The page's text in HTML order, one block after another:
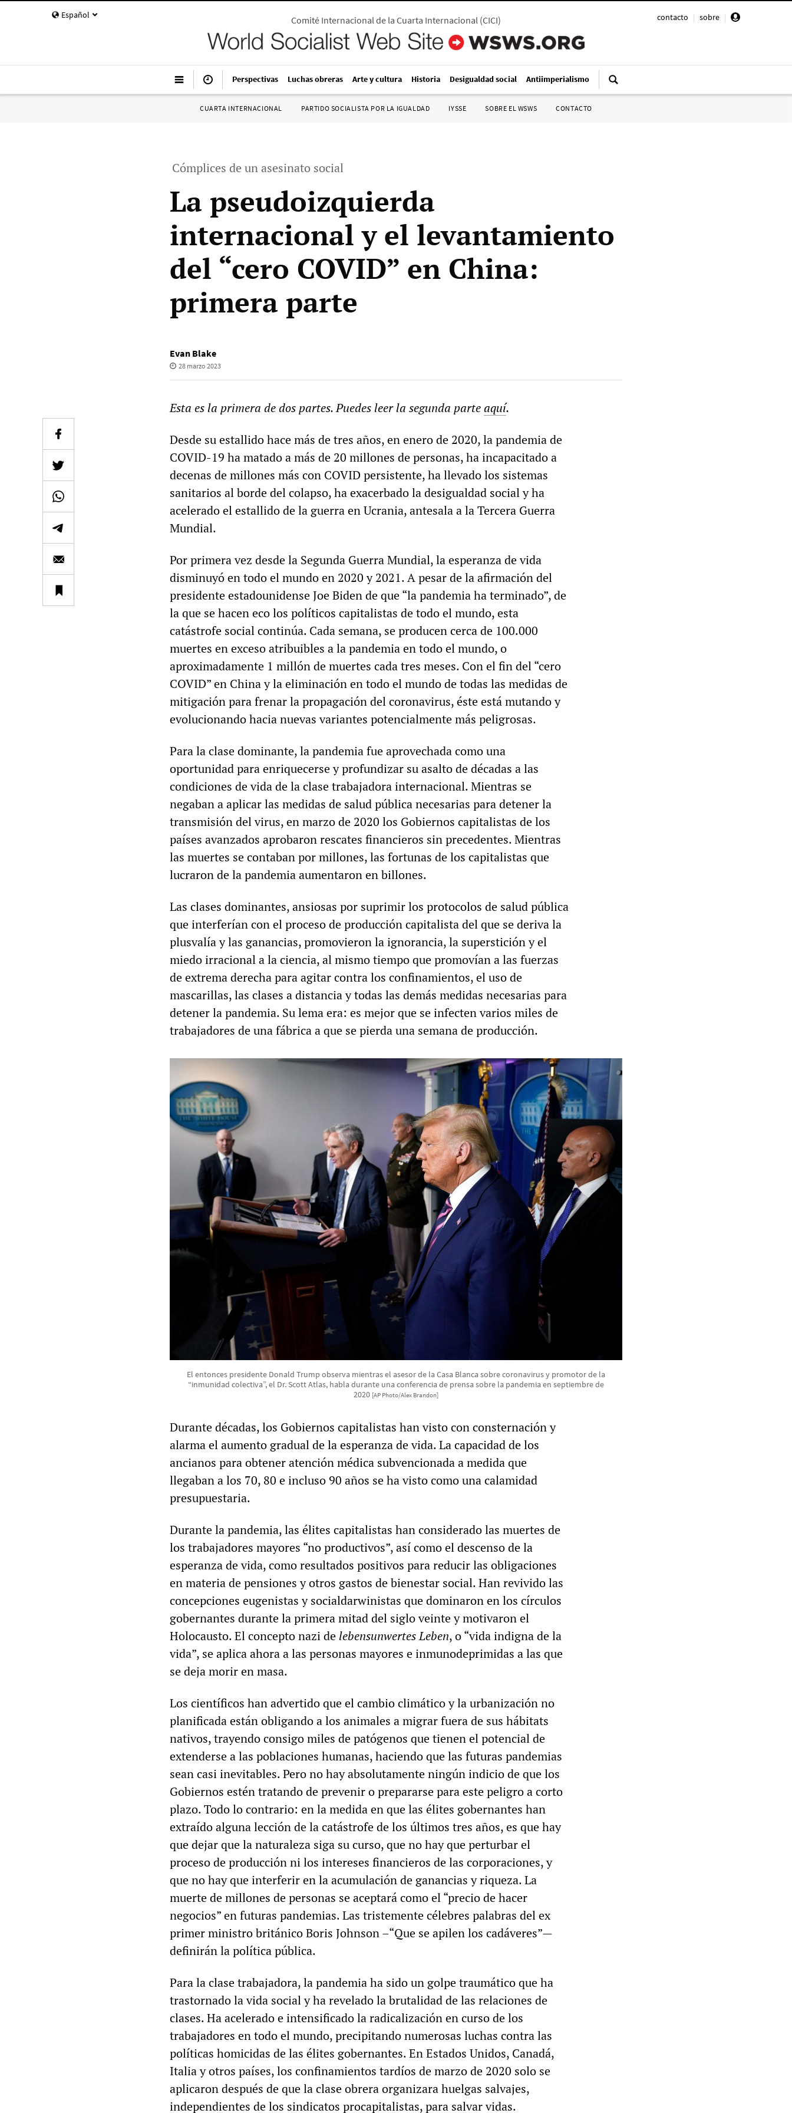
Español contacto | sobre |
Comité Internacional de la Cuarta Internacional (CICI)
Perspectivas Luchas obreras Arte y cultura Historia Desigualdad social Antiimperialismo
CUARTA INTERNACIONAL PARTIDO SOCIALISTA POR LA IGUALDAD IYSSE SOBRE EL WSWS CONTACTO
Cómplices de un asesinato social
La pseudoizquierda
internacional y el levantamiento
del “cero COVID” en China:
primera parte
Evan Blake
28 marzo 2023
Esta es la primera de dos partes. Puedes leer la segunda parteaquí.
Desde su estallido hace más de tres años, en enero de 2020, la pandemia de
COVID-19 ha matado a más de 20 millones de personas, ha incapacitado a
decenas de millones más con COVID persistente, ha llevado los sistemas
sanitarios al borde del colapso, ha exacerbado la desigualdad social y ha
acelerado el estallido de la guerra en Ucrania, antesala a la Tercera Guerra
Mundial.
Por primera vez desde la Segunda Guerra Mundial, la esperanza de vida
disminuyó en todo el mundo en 2020 y 2021. A pesar de la afirmación del
presidente estadounidense Joe Biden de que “la pandemia ha terminado”, de
la que se hacen eco los políticos capitalistas de todo el mundo, esta
catástrofe social continúa. Cada semana, se producen cerca de 100.000
muertes en exceso atribuibles a la pandemia en todo el mundo, o
aproximadamente 1 millón de muertes cada tres meses. Con el fin del “cero
COVID” en China y la eliminación en todo el mundo de todas las medidas de
mitigación para frenar la propagación del coronavirus, éste está mutando y
evolucionando hacia nuevas variantes potencialmente más peligrosas.
Para la clase dominante, la pandemia fue aprovechada como una
oportunidad para enriquecerse y profundizar su asalto de décadas a las
condiciones de vida de la clase trabajadora internacional. Mientras se
negaban a aplicar las medidas de salud pública necesarias para detener la
transmisión del virus, en marzo de 2020 los Gobiernos capitalistas de los
países avanzados aprobaron rescates financieros sin precedentes. Mientras
las muertes se contaban por millones, las fortunas de los capitalistas que
lucraron de la pandemia aumentaron en billones.
Las clases dominantes, ansiosas por suprimir los protocolos de salud pública
que interferían con el proceso de producción capitalista del que se deriva la
plusvalía y las ganancias, promovieron la ignorancia, la superstición y el
miedo irracional a la ciencia, al mismo tiempo que promovían a las fuerzas
de extrema derecha para agitar contra los confinamientos, el uso de
mascarillas, las clases a distancia y todas las demás medidas necesarias para
detener la pandemia. Su lema era: es mejor que se infecten varios miles de
trabajadores de una fábrica a que se pierda una semana de producción.
El entonces presidente Donald Trump observa mientras el asesor de la Casa Blanca sobre coronavirus y promotor de la
“inmunidad colectiva”, el Dr. Scott Atlas, habla durante una conferencia de prensa sobre la pandemia en septiembre de
2020 [AP Photo/Alex Brandon]
Durante décadas, los Gobiernos capitalistas han visto con consternación y
alarma el aumento gradual de la esperanza de vida. La capacidad de los
ancianos para obtener atención médica subvencionada a medida que
llegaban a los 70, 80 e incluso 90 años se ha visto como una calamidad
presupuestaria.
Durante la pandemia, las élites capitalistas han considerado las muertes de
los trabajadores mayores “no productivos”, así como el descenso de la
esperanza de vida, como resultados positivos para reducir las obligaciones
en materia de pensiones y otros gastos de bienestar social. Han revivido las
concepciones eugenistas y socialdarwinistas que dominaron en los círculos
gobernantes durante la primera mitad del siglo veinte y motivaron el
Holocausto. El concepto nazi de lebensunwertes Leben, o “vida indigna de la
vida”, se aplica ahora a las personas mayores e inmunodeprimidas a las que
se deja morir en masa.
Los científicos han advertido que el cambio climático y la urbanización no
planificada están obligando a los animales a migrar fuera de sus hábitats
nativos, trayendo consigo miles de patógenos que tienen el potencial de
extenderse a las poblaciones humanas, haciendo que las futuras pandemias
sean casi inevitables. Pero no hay absolutamente ningún indicio de que los
Gobiernos estén tratando de prevenir o prepararse para este peligro a corto
plazo. Todo lo contrario: en la medida en que las élites gobernantes han
extraído alguna lección de la catástrofe de los últimos tres años, es que hay
que dejar que la naturaleza siga su curso, que no hay que perturbar el
proceso de producción ni los intereses financieros de las corporaciones, y
que no hay que interferir en la acumulación de ganancias y riqueza. La
muerte de millones de personas se aceptará como el “precio de hacer
negocios” en futuras pandemias. Las tristemente célebres palabras del ex
primer ministro británico Boris Johnson –“Que se apilen los cadáveres”—
definirán la política pública.
Para la clase trabajadora, la pandemia ha sido un golpe traumático que ha
trastornado la vida social y ha revelado la brutalidad de las relaciones de
clases. Ha acelerado e intensificado la radicalización en curso de los
trabajadores en todo el mundo, precipitando numerosas luchas contra las
políticas homicidas de las élites gobernantes. En Estados Unidos, Canadá,
Italia y otros países, los confinamientos tardíos de marzo de 2020 solo se
aplicaron después de que la clase obrera organizara huelgas salvajes,
independientes de los sindicatos procapitalistas, para salvar vidas.